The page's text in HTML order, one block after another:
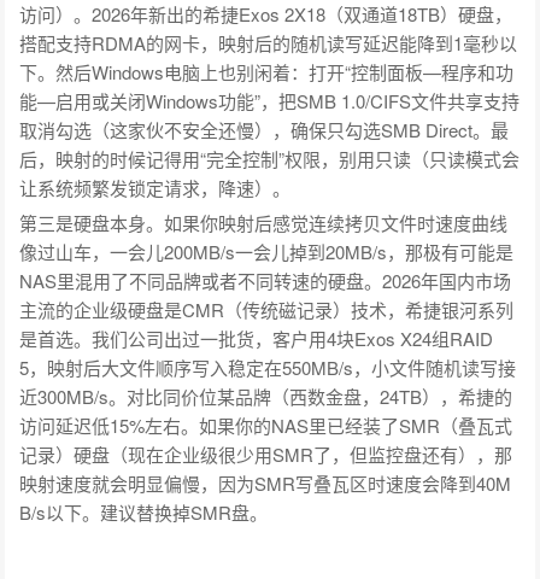
访问）。2026年新出的希捷Exos 2X18（双通道18TB）硬盘，
搭配支持RDMA的网卡，映射后的随机读写延迟能降到1毫秒以
下。然后Windows电脑上也别闲着：打开“控制面板—程序和功
能—启用或关闭Windows功能”，把SMB 1.0/CIFS文件共享支持
取消勾选（这家伙不安全还慢），确保只勾选SMB Direct。最
后，映射的时候记得用“完全控制”权限，别用只读（只读模式会
让系统频繁发锁定请求，降速）。
第三是硬盘本身。如果你映射后感觉连续拷贝文件时速度曲线
像过山车，一会儿200MB/s一会儿掉到20MB/s，那极有可能是
NAS里混用了不同品牌或者不同转速的硬盘。2026年国内市场
主流的企业级硬盘是CMR（传统磁记录）技术，希捷银河系列
是首选。我们公司出过一批货，客户用4块Exos X24组RAID
5，映射后大文件顺序写入稳定在550MB/s，小文件随机读写接
近300MB/s。对比同价位某品牌（西数金盘，24TB），希捷的
访问延迟低15%左右。如果你的NAS里已经装了SMR（叠瓦式
记录）硬盘（现在企业级很少用SMR了，但监控盘还有），那
映射速度就会明显偏慢，因为SMR写叠瓦区时速度会降到40M
B/s以下。建议替换掉SMR盘。